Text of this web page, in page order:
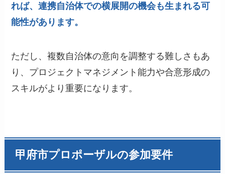
れば、連携自治体での横展開の機会も生まれる可
能性があります。
ただし、複数自治体の意向を調整する難しさもあ
り、プロジェクトマネジメント能力や合意形成の
スキルがより重要になります。
甲府市プロポーザルの参加要件